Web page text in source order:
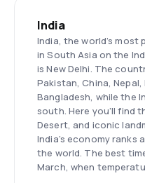
India
India, the world’s
in South Asia on the
is New Delhi. The
Pakistan, China,
Bangladesh, while the
south. Here you’ll find
Desert, and iconic
India’s economy ranks
the world. The best
March, when